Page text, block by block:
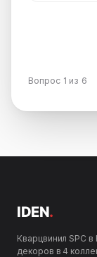
Вопрос 1 из 6
IDEN.
Кварцвинил SPC в
декоров в 4